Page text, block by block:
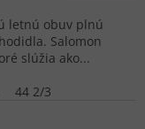
letnú obuv plnú
Salomon
slúžia ako...
44 2/3